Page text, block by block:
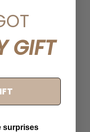
GIFT
surprises